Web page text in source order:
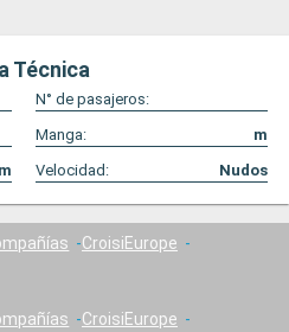
Técnica
N° de pasajeros:
Manga:
m
m Velocidad: Nudos
CroisiEurope
CroisiEurope